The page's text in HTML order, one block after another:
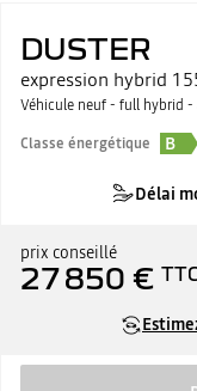
DUSTER
expression hybrid
Véhicule neuf - full hybrid
Classe énergétique
B
Délai
prix conseillé
27 850 €